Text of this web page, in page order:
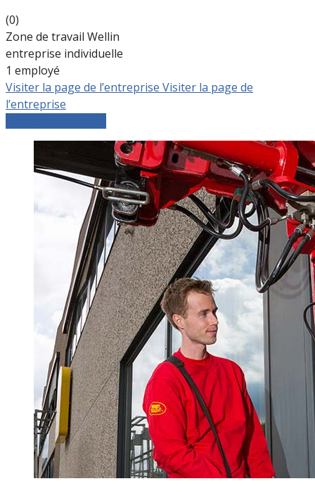
(0)
Zone de travail Wellin
entreprise individuelle
1 employé
Visiter la page de l’entreprise Visiter la page de
l’entreprise